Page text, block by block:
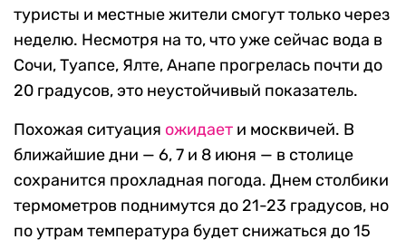
туристы и местные жители смогут только через
неделю. Несмотря на то, что уже сейчас вода в
Сочи, Туапсе, Ялте, Анапе прогрелась почти до
20 градусов, это неустойчивый показатель.
Похожая ситуация ожидает и москвичей. В
ближайшие дни — 6, 7 и 8 июня — в столице
сохранится прохладная погода. Днем столбики
термометров поднимутся до 21-23 градусов, но
по утрам температура будет снижаться до 15